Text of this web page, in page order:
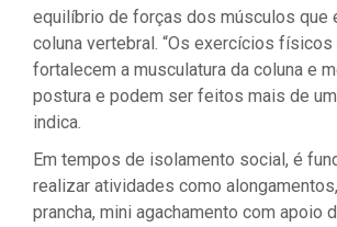
equilíbrio de forças dos músculos que
coluna vertebral. “Os exercícios físicos
fortalecem a musculatura da coluna e
postura e podem ser feitos mais de
indica.
Em tempos de isolamento social, é
realizar atividades como
prancha, mini agachamento com apoio